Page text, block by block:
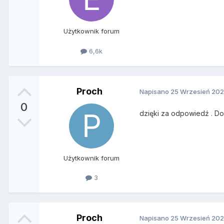
Użytkownik forum
6,6k
0
Proch
Użytkownik forum
3
Napisano 25 Wrzesień
dzięki za odpowiedź .
Proch Napisano 25 Wrzesień